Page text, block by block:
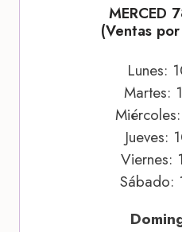
MERCED
(Ventas
Lunes:
Martes:
Jueves:
Viernes: